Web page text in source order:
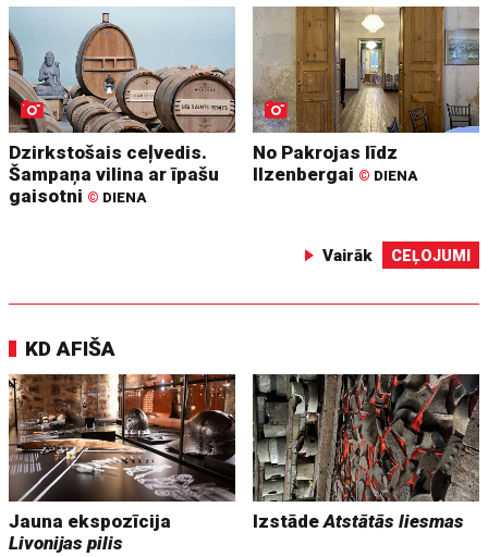
Dzirkstošais ceļvedis.
Šampaņa vilina ar īpašu
gaisotni © DIENA
No Pakrojas līdz
Ilzenbergai © DIENA
Vairāk CEĻOJUMI
KD AFIŠA
Jauna ekspozīcija
Livonijas pilis
IzstādeAtstātās liesmas